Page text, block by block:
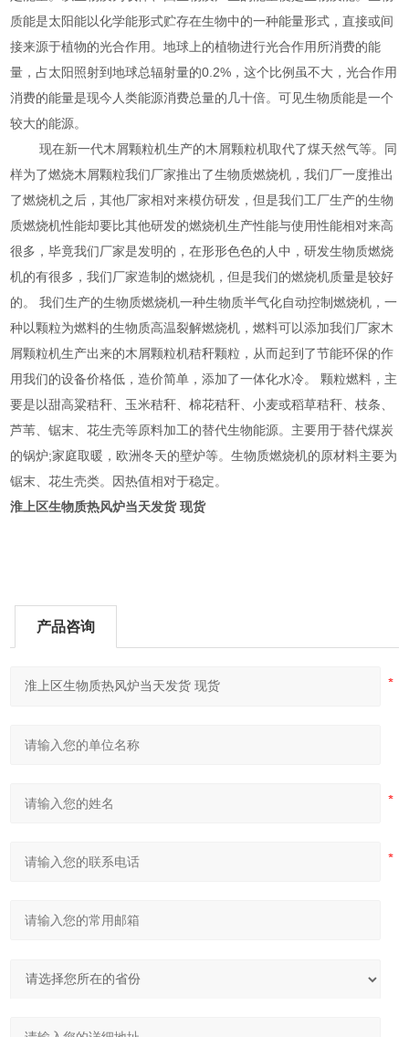
质能是太阳能以化学能形式贮存在生物中的一种能量形式，直接或间
接来源于植物的光合作用。地球上的植物进行光合作用所消费的能
量，占太阳照射到地球总辐射量的0.2%，这个比例虽不大，光合作用
消费的能量是现今人类能源消费总量的几十倍。可见生物质能是一个
较大的能源。
现在新一代木屑颗粒机生产的木屑颗粒机取代了煤天然气等。同
样为了燃烧木屑颗粒我们厂家推出了生物质燃烧机，我们厂一度推出
了燃烧机之后，其他厂家相对来模仿研发，但是我们工厂生产的生物
质燃烧机性能却要比其他研发的燃烧机生产性能与使用性能相对来高
很多，毕竟我们厂家是发明的，在形形色色的人中，研发生物质燃烧
机的有很多，我们厂家造制的燃烧机，但是我们的燃烧机质量是较好
的。 我们生产的生物质燃烧机一种生物质半气化自动控制燃烧机，一
种以颗粒为燃料的生物质高温裂解燃烧机，燃料可以添加我们厂家木
屑颗粒机生产出来的木屑颗粒机秸秆颗粒，从而起到了节能环保的作
用我们的设备价格低，造价简单，添加了一体化水冷。 颗粒燃料，主
要是以甜高粱秸秆、玉米秸秆、棉花秸秆、小麦或稻草秸秆、枝条、
芦苇、锯末、花生壳等原料加工的替代生物能源。主要用于替代煤炭
的锅炉;家庭取暖，欧洲冬天的壁炉等。生物质燃烧机的原材料主要为
锯末、花生壳类。因热值相对于稳定。
淮上区生物质热风炉当天发货 现货
产品咨询